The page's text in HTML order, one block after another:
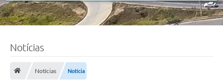
Notícias
Notícias Notícia